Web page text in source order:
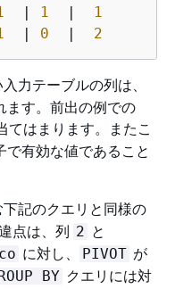
| 1 |
1
| 0 | 2
力テーブルの列は、
ます。前出の例での
てはまります。またこ
で有効な値であること
下記のクエリと同様の
点は、列 2 と
に対し、 PIVOT が
BY クエリには対